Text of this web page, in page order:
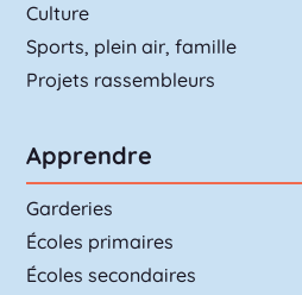
Culture
Sports, plein air, famille
Projets rassembleurs
Apprendre
Garderies
Écoles primaires
Écoles secondaires